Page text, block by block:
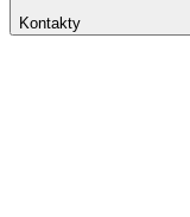
Kontakty